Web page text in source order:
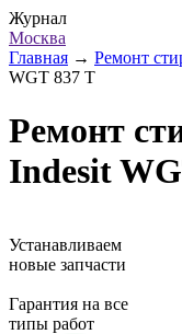
Журнал
Москва
Главная → Ремонт
WGT 837 T
Ремонт
Indesit
Устанавливаем
новые запчасти
Гарантия на все
типы работ